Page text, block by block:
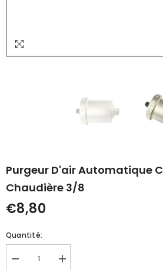
Purgeur D'air Automatique
Chaudière 3/8
€8,80
Quantité:
Réduire
Augmenter